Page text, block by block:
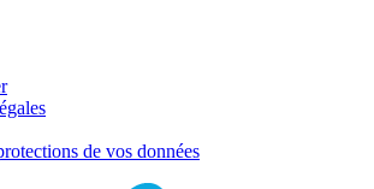
de vos données